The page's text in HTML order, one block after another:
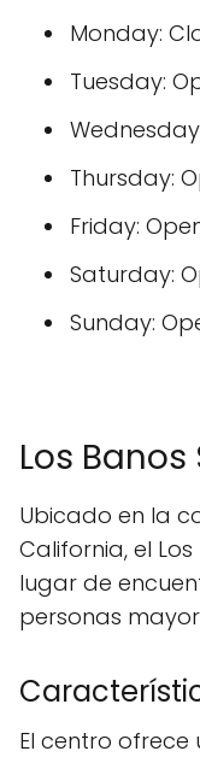
Monday:
Tuesday:
Thursday:
Friday:
Saturday:
Sunday:
Los
Ubicado en la
California, el
lugar de
personas
El centro